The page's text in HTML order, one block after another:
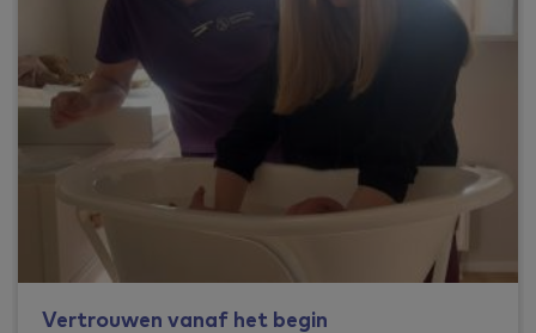
Vertrouwen vanaf het begin